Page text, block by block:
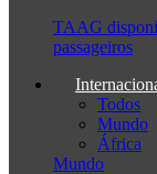
TAAG
passageiros
Todos
Mundo
África
Mundo